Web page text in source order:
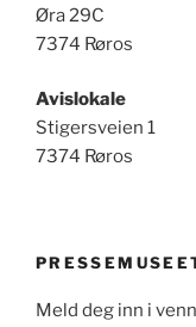
Øra 29C
7374 Røros
Avislokale
Stigersveien 1
7374 Røros
Meld deg inn i